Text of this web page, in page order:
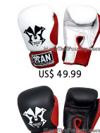
US$ 49.99